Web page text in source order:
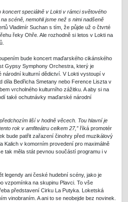
koncert speciálně v Lokti v rámci světového
scéně, nemohli jsme než s nimi nadšeně
Vladimír Suchan s tím, že půjde už o čtvrté
řeky Ohře. Ale rozhodně si letos v Lokti na
bude koncert maďarského cikánského
Gypsy Symphony Orchestra, který je
národní kulturní dědictví. V Lokti vystoupí v
díla Bedřicha Smetany nebo Ference Liszta v
vrcholného kulturního zážitku. A aby si na
také ochutnávky maďarské národní
liší v hodně věcech. Tou hlavní je
rok v amfiteátru celkem 27,” říká promotér
bude patřit zařazení činohry před muzikálový
Kalich v komorním provedení pro maximálně
tak měla stát pevnou součástí programu i v
legendy ani české hudební scény, jako je
vzpomínka na skupinu Plavci. To vše
představení Cirku La Putyka. Loketská
vinobraním. A ani to se neobejde bez novinek.